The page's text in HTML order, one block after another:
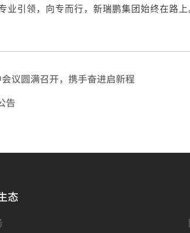
引领，向专而行，新瑞鹏集团始终在路上
议圆满召开，携手奋进启新程
告
态